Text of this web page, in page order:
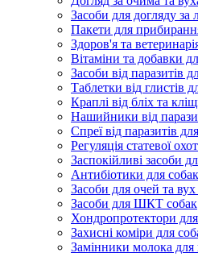
Засоби для догляду за
Пакети для
Здоров'я та
Вітаміни та добавки
Засоби від паразитів
Таблетки від глистів
Краплі від бліх та
Нашийники від
Спреї від паразитів
Регуляція статевої
Заспокійливі засоби
Антибіотики для собак
Засоби для очей та вух
Засоби для ШКТ собак
Хондропротектори
Захисні коміри для
Замінники молока для